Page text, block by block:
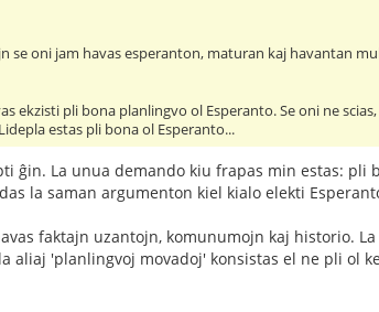
se oni jam havas esperanton, maturan kaj havantan
ekzisti pli bona planlingvo ol Esperanto. Se oni ne
estas pli bona ol Esperanto...
ĝin. La unua demando kiu frapas min estas: pli
la saman argumenton kiel kialo elekti
faktajn uzantojn, komunumojn kaj historio.
aliaj 'planlingvoj movadoj' konsistas el ne pli ol